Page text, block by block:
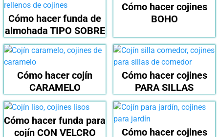
Cómo hacer funda de
almohada TIPO SOBRE
Cómo hacer cojines
BOHO
Cómo hacer cojín
CARAMELO
Cómo hacer cojines
PARA SILLAS
Cómo hacer funda para
cojín CON VELCRO
Cómo hacer cojines